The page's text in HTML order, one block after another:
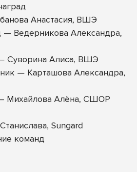
Анастасия, ВШЭ
Ведерникова Александра,
Суворина Алиса, ВШЭ
— Карташова Александра,
Михайлова Алёна, СШОР
Sungard
команд